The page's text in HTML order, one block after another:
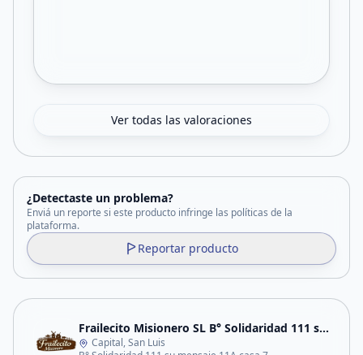
Ver todas las valoraciones
¿Detectaste un problema?
Enviá un reporte si este producto infringe las políticas de la
plataforma.
Reportar producto
Frailecito Misionero SL B° Solidaridad 111 sur
Capital, San Luis